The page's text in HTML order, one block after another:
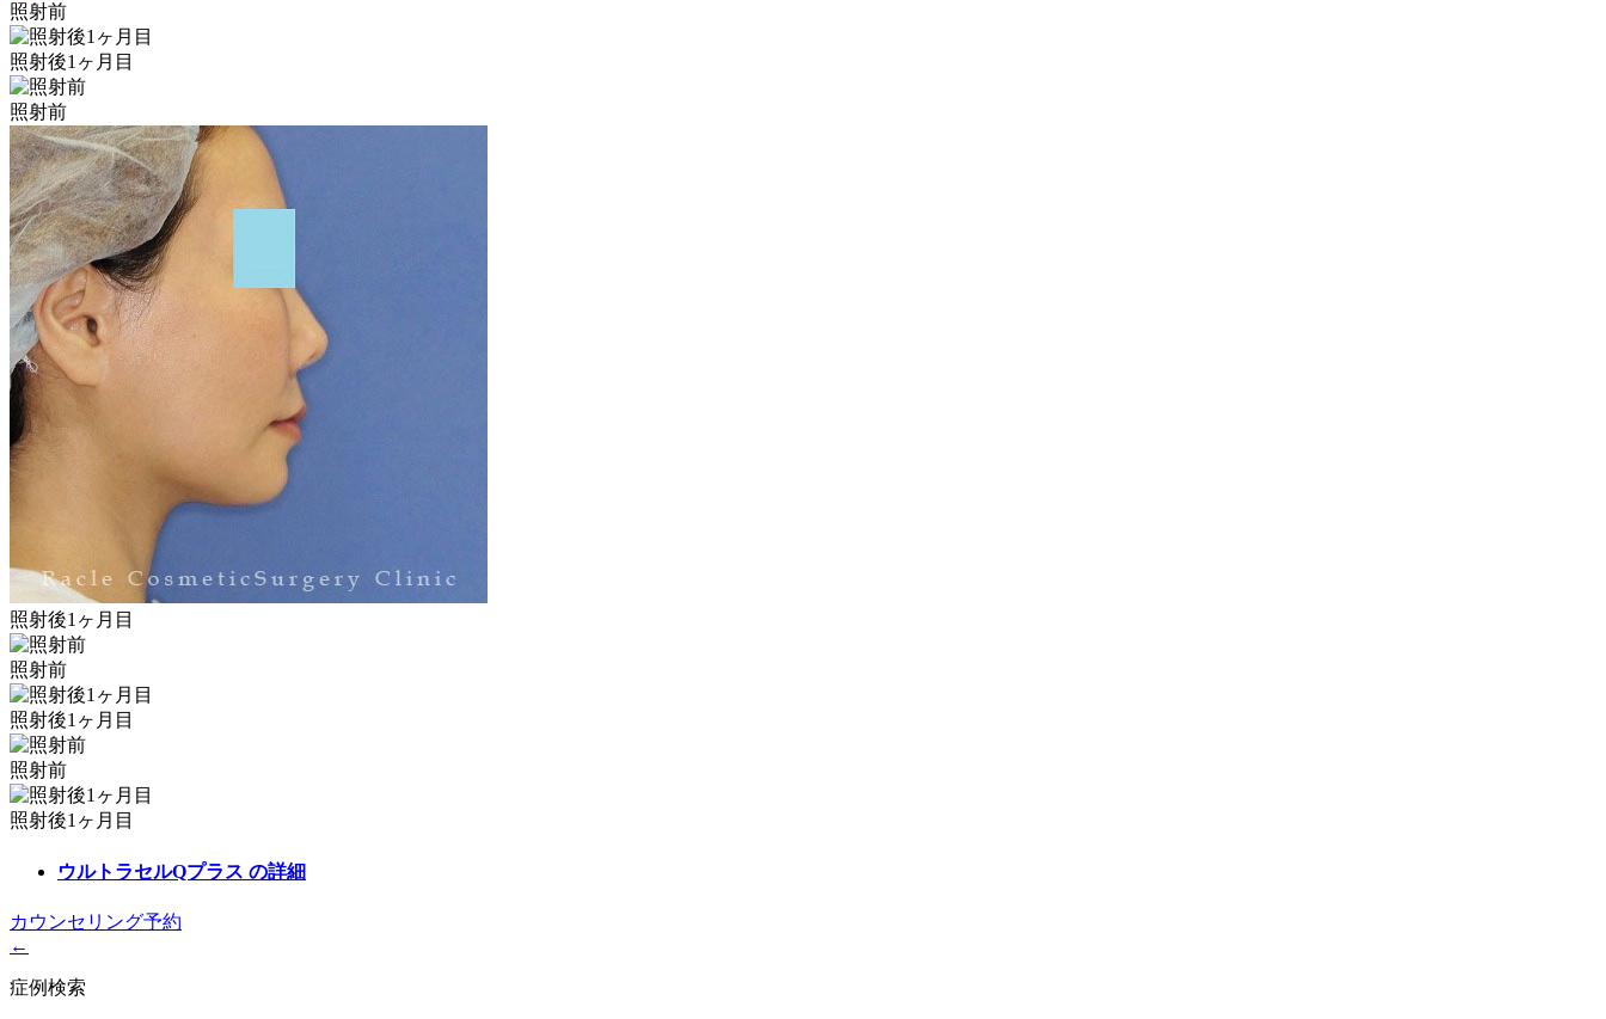
照射前
照射後1ヶ月目
照射前
照射後1ヶ月目
照射前
照射後1ヶ月目
照射前
照射後1ヶ月目
ウルトラセルQプラス の詳細
カウンセリング予約
←
症例検索